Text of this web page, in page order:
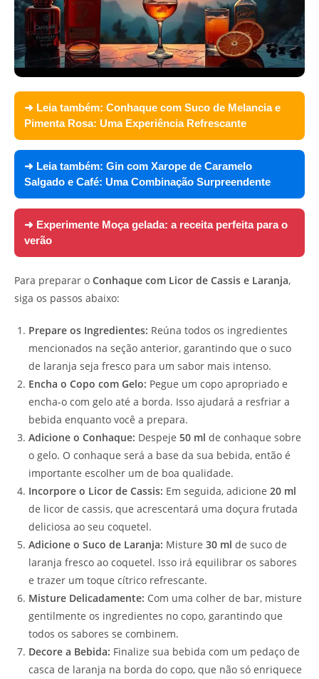
➜ Leia também: Conhaque com Suco de Melancia e
Pimenta Rosa: Uma Experiência Refrescante
➜ Leia também: Gin com Xarope de Caramelo
Salgado e Café: Uma Combinação Surpreendente
➜ Experimente Moça gelada: a receita perfeita para o
verão
Para preparar o Conhaque com Licor de Cassis e Laranja,
siga os passos abaixo:
Prepare os Ingredientes: Reúna todos os ingredientes
mencionados na seção anterior, garantindo que o suco
de laranja seja fresco para um sabor mais intenso.
Encha o Copo com Gelo: Pegue um copo apropriado e
encha-o com gelo até a borda. Isso ajudará a resfriar a
bebida enquanto você a prepara.
Adicione o Conhaque: Despeje 50 ml de conhaque sobre
o gelo. O conhaque será a base da sua bebida, então é
importante escolher um de boa qualidade.
Incorpore o Licor de Cassis: Em seguida, adicione 20 ml
de licor de cassis, que acrescentará uma doçura frutada
deliciosa ao seu coquetel.
Adicione o Suco de Laranja: Misture 30 ml de suco de
laranja fresco ao coquetel. Isso irá equilibrar os sabores
e trazer um toque cítrico refrescante.
Misture Delicadamente: Com uma colher de bar, misture
gentilmente os ingredientes no copo, garantindo que
todos os sabores se combinem.
Decore a Bebida: Finalize sua bebida com um pedaço de
casca de laranja na borda do copo, que não só enriquece